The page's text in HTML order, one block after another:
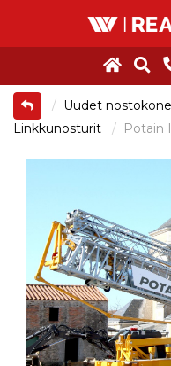
Uudet
Linkkunosturit
Potain